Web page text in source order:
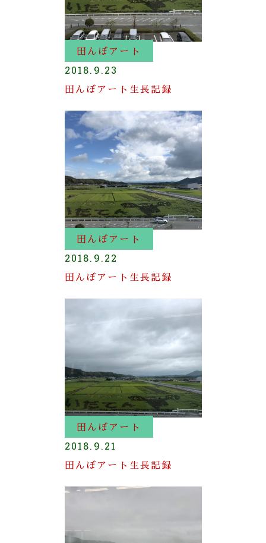
田んぼアート
2018.9.23
田んぼアート生長記録
田んぼアート
2018.9.22
田んぼアート生長記録
田んぼアート
2018.9.21
田んぼアート生長記録